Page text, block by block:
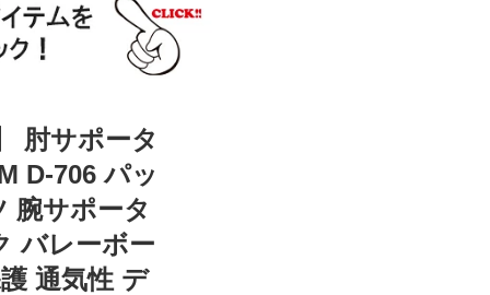
肘サポータ
D-706 パッ
腕サポータ
バレーボー
通気性 デ